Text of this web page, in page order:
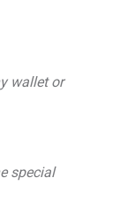
wallet or
special